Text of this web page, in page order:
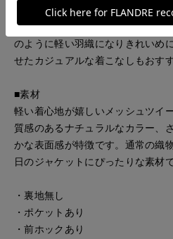
ォルムで上品な着こなしが決まる
アクセントをプラスしました。裏
のように軽い羽織になりきれいめ
せたカジュアルな着こなしもおすす
■素材
軽い着心地が嬉しいメッシュツイ
質感のあるナチュラルなカラー、
かな表面感が特徴です。通常の織
日のジャケットにぴったりな素材で
・裏地無し
・ポケットあり
・前ホックあり